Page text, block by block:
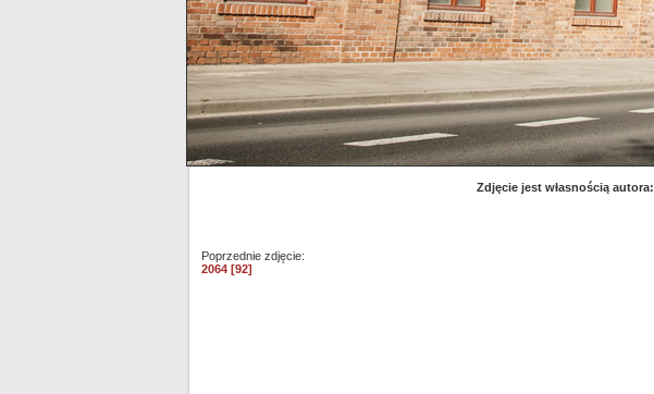
Zdjęcie jest własnością autora:
Poprzednie zdjęcie:
2064 [92]